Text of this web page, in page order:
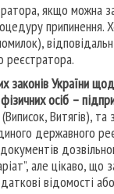
якщо можна
припинення.
реєстратора.
України
осіб –
Витягів),
державного
але цікаво,
відомості